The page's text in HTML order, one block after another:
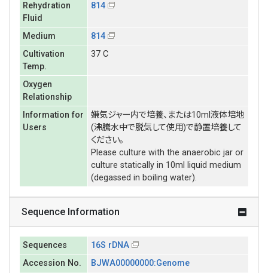
Rehydration
Fluid
814
Medium
814
Cultivation
Temp.
37 C
Oxygen
Relationship
Information for
Users
嫌気ジャー内で培養、または10ml液体培地
(沸騰水中で脱気して使用)で静置培養して
ください。
Please culture with the anaerobic jar or
culture statically in 10ml liquid medium
(degassed in boiling water).
Sequence Information
Sequences
16S rDNA
Accession No.
BJWA00000000:Genome